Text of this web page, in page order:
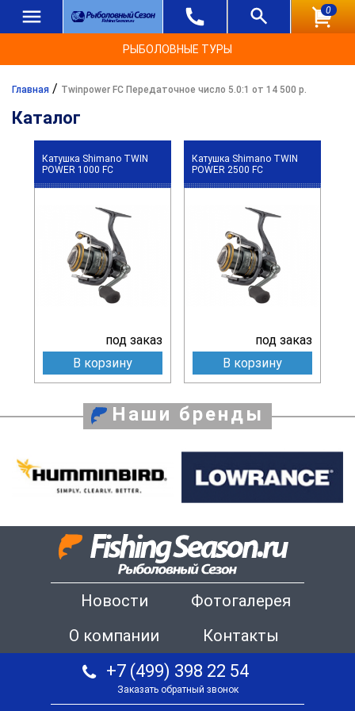
0
РЫБОЛОВНЫЕ ТУРЫ
Главная / Twinpower FC Передаточное число 5.0:1 от 14 500 р.
Каталог
Катушка Shimano TWIN
POWER 1000 FC
под заказ
В корзину
Катушка Shimano TWIN
POWER 2500 FC
под заказ
В корзину
Наши бренды
Новости
Фотогалерея
О компании
Контакты
+7 (499) 398 22 54
Заказать обратный звонок